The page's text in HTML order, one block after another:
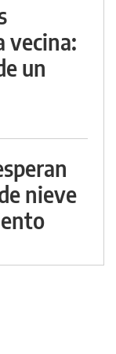
vecina:
un
nieve